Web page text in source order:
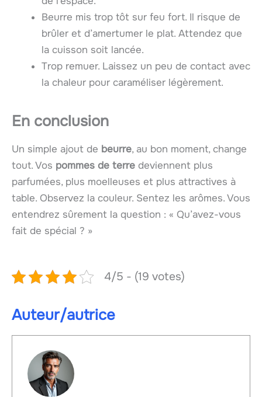
Beurre mis trop tôt sur feu fort. Il risque de
brûler et d’amertumer le plat. Attendez que
la cuisson soit lancée.
Trop remuer. Laissez un peu de contact avec
la chaleur pour caraméliser légèrement.
En conclusion
Un simple ajout de beurre, au bon moment, change
tout. Vos pommes de terre deviennent plus
parfumées, plus moelleuses et plus attractives à
table. Observez la couleur. Sentez les arômes. Vous
entendrez sûrement la question : « Qu’avez-vous
fait de spécial ? »
4/5 - (19 votes)
Auteur/autrice